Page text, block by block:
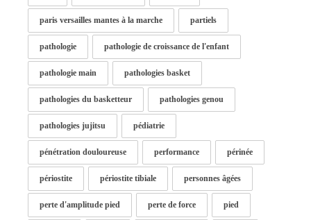
paris versailles mantes à la marche partiels
pathologie pathologie de croissance de l'enfant
pathologie main pathologies basket
pathologies du basketteur pathologies genou
pathologies jujitsu pédiatrie
pénétration douloureuse performance périnée
périostite périostite tibiale personnes âgées
perte d'amplitude pied perte de force pied